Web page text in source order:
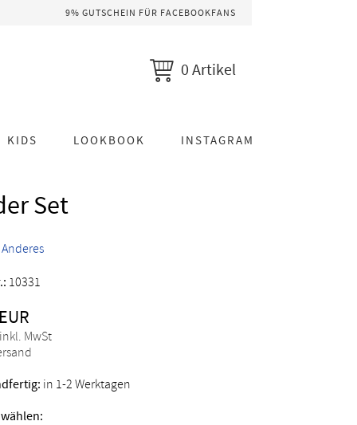
9% GUTSCHEIN FÜR FACEBOOKFANS
0 Artikel
KIDS LOOKBOOK INSTAGRAM
Set
Anderes
10331
MwSt
in 1-2 Werktagen